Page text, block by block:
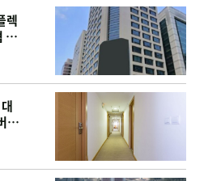
렉
선
리